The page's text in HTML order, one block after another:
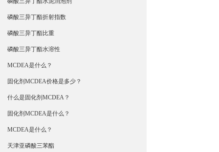
磷酸三异丁酯折射指数
磷酸三异丁酯比重
磷酸三异丁酯水溶性
MCDEA是什么？
固化剂MCDEA价格是多少？
什么是固化剂MCDEA？
固化剂MCDEA是什么？
MCDEA是什么？
天津亚磷酸三苯酯